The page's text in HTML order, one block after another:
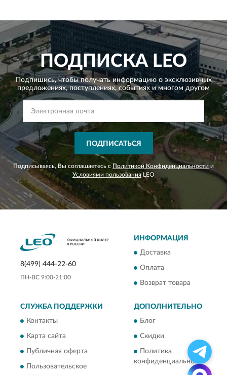
ПОДПИСКАLEO
Подпишись, чтобы получать информацию о эксклюзивных
предложениях,поступлениях, событиях и многом другом
ПОДПИСАТЬСЯ
Подписываясь, Вы соглашаетесь сПолитикой Конфиденциальности и
Условиями пользования LEO
8(499) 444-22-60
ПН-ВС 9:00-21:00
ИНФОРМАЦИЯ
Доставка
Оплата
Возврат товара
СЛУЖБА ПОДДЕРЖКИ
Контакты
Карта сайта
Публичная оферта
Пользовательское
ДОПОЛНИТЕЛЬНО
Блог
Скидки
Политика
конфиденциальности